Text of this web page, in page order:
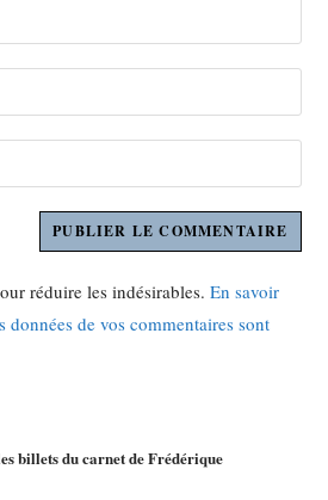
réduire les indésirables.En savoir
de vos commentaires sont
billets du carnet de Frédérique